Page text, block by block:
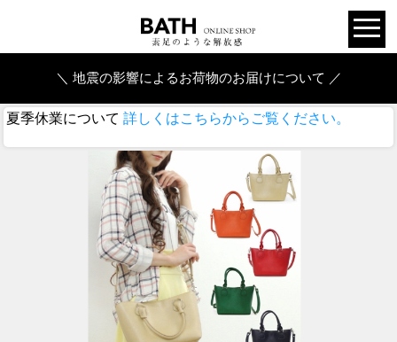
＼ 地震の影響によるお荷物のお届けについて ／
夏季休業について 詳しくはこちらからご覧ください。